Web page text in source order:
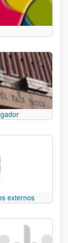
externos